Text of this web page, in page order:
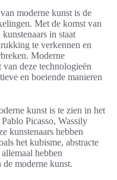
moderne kunst is de
Met de komst van
in staat
te verkennen en
Moderne
deze technologieën
en boeiende manieren
kunst is te zien in het
Picasso, Wassily
kunstenaars hebben
het kubisme, abstracte
hebben
moderne kunst.